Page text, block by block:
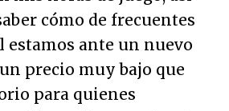
cómo de frecuentes
estamos ante un nuevo
precio muy bajo que
para quienes